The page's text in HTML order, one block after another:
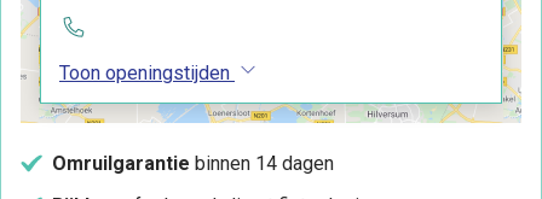
Toon openingstijden
Omruilgarantie binnen 14 dagen